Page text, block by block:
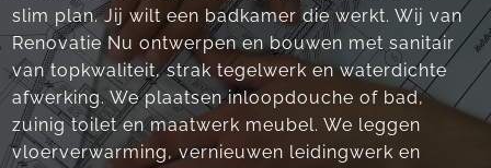
slim plan.​ Jij wilt een badkamer die werkt.​ Wij van
Renovatie Nu ontwerpen en bouwen met sanitair
van topkwaliteit, strak tegelwerk en waterdichte
afwerking.​ We plaatsen inloopdouche of bad,
zuinig toilet en maatwerk meubel.​ We leggen
vloerverwarming, vernieuwen leidingwerk en